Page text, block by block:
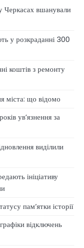
Черкасах вшанували
у розкраданні 300
коштів з ремонту
міста: що відомо
ув’язнення за
виділили
ініціативу
памʼятки історії
відключень